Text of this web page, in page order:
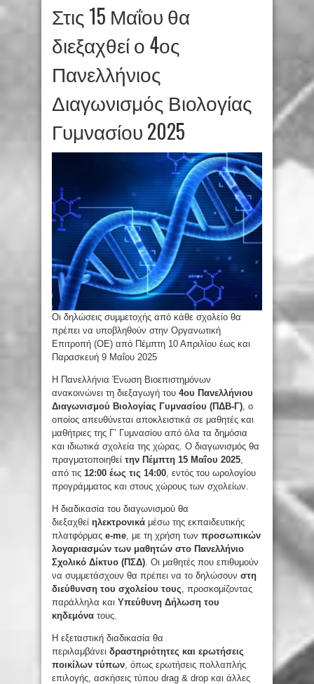
Στις 15 Μαΐου θα
διεξαχθεί ο 4ος
Πανελλήνιος
Διαγωνισμός Βιολογίας
Γυμνασίου 2025
Οι δηλώσεις συμμετοχής από κάθε σχολείο θα
πρέπει να υποβληθούν στην Οργανωτική
Επιτροπή (ΟΕ) από Πέμπτη 10 Απριλίου έως και
Παρασκευή 9 Μαΐου 2025
Η Πανελλήνια Ένωση Βιοεπιστημόνων
ανακοινώνει τη διεξαγωγή του 4ου Πανελλήνιου
Διαγωνισμού Βιολογίας Γυμνασίου (ΠΔΒ-Γ) , ο
οποίος απευθύνεται αποκλειστικά σε μαθητές και
μαθήτριες της Γ’ Γυμνασίου από όλα τα δημόσια
και ιδιωτικά σχολεία της χώρας. Ο διαγωνισμός θα
πραγματοποιηθεί την Πέμπτη 15 Μαΐου 2025
από τις 12:00 έως τις 14:00 , εντός του ωρολογίου
προγράμματος και στους χώρους των σχολείων.
Η διαδικασία του διαγωνισμού θα
διεξαχθεί ηλεκτρονικά μέσω της εκπαιδευτικής
πλατφόρμας e-me , με τη χρήση των προσωπικών
λογαριασμών των μαθητών στο Πανελλήνιο
Σχολικό Δίκτυο (ΠΣΔ) . Οι μαθητές που επιθυμούν
να συμμετάσχουν θα πρέπει να το δηλώσουν στη
διεύθυνση του σχολείου τους , προσκομίζοντας
παράλληλα και Υπεύθυνη Δήλωση του
κηδεμόνα τους.
Η εξεταστική διαδικασία θα
περιλαμβάνει δραστηριότητες και ερωτήσεις
ποικίλων τύπων , όπως ερωτήσεις πολλαπλής
επιλογής, ασκήσεις τύπου drag & drop και άλλες